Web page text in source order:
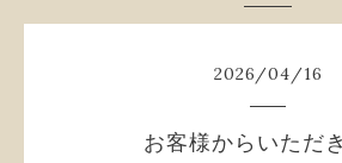
2026/04/16
お客様からいただ